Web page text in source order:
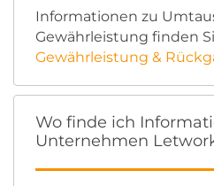
Informationen zu
Gewährleistung finden
Gewährleistung &
Wo finde ich
Unternehmen